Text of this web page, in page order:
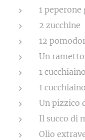
1
2 zucchine
12
Un
1
1
Un pizzico
Il succo di
Olio